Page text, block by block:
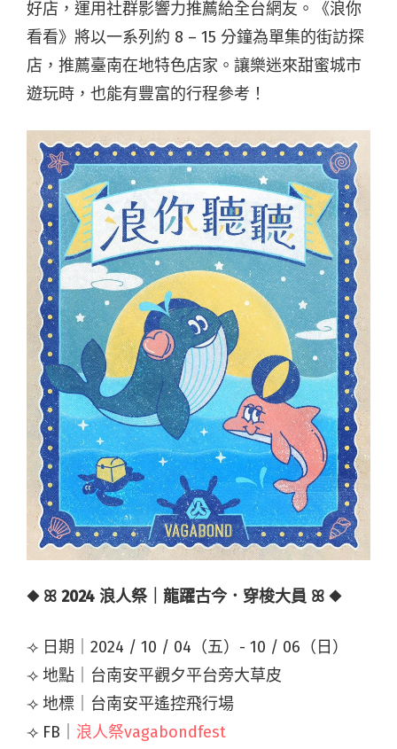
好店，運用社群影響力推薦給全台網友。《浪你
看看》將以一系列約 8 – 15 分鐘為單集的街訪探
店，推薦臺南在地特色店家。讓樂迷來甜蜜城市
遊玩時，也能有豐富的行程參考！
◆ ꕤ 2024 浪人祭｜龍躍古今．穿梭大員​ ꕤ ◆
⟢ 日期｜2024 / 10 / 04（五）- 10 / 06（日）
⟢ 地點｜台南安平觀夕平台旁大草皮
⟢ 地標｜台南安平遙控飛行場​​
⟢ FB｜ 浪人祭vagabondfest